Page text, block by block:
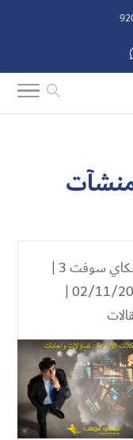
سوفت 3
|
02/11/